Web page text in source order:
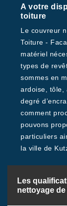
A votre
toiture
Le couvreur
Toiture -
matériel
types de
sommes en
ardoise, tôle,
degré
comment
pouvons
particuliers
la ville de
Les
nettoyage